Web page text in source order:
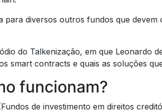
para diversos outros fundos que
do Talkenização, em que Leonardo
smart contracts e quais as soluções
funcionam?
de investimento em direitos